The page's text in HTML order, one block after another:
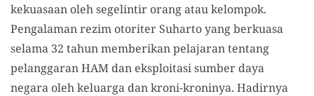
kekuasaan oleh segelintir orang atau kelompok.
Pengalaman rezim otoriter Suharto yang berkuasa
selama 32 tahun memberikan pelajaran tentang
pelanggaran HAM dan eksploitasi sumber daya
negara oleh keluarga dan kroni-kroninya. Hadirnya